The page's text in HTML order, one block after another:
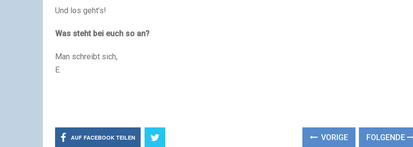
Und los geht’s!
Was steht bei euch so an?
Man schreibt sich,
E.
AUF FACEBOOK TEILEN VORIGE FOLGENDE